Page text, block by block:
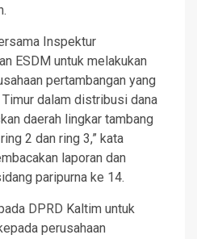
Inspektur
ESDM untuk melakukan
pertambangan yang
dalam distribusi dana
daerah lingkar tambang
2 dan ring 3,” kata
laporan dan
paripurna ke 14.
DPRD Kaltim untuk
perusahaan